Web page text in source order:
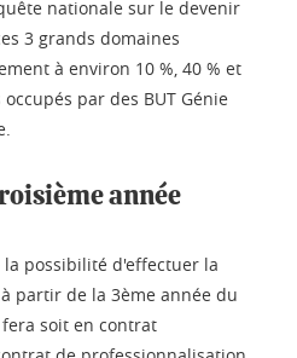
nationale sur le devenir
3 grands domaines
à environ 10 %, 40 % et
occupés par des BUT Génie
année
possibilité d'effectuer la
partir de la 3ème année du
fera soit en contrat